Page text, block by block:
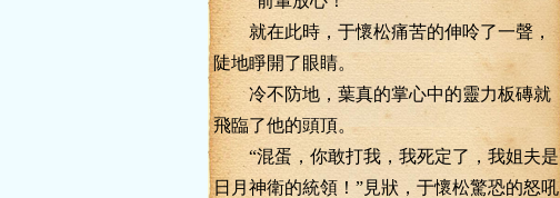
就在此時，于懷松痛苦的伸呤了一聲，
陡地睜開了眼睛。
冷不防地，葉真的掌心中的靈力板磚就
飛臨了他的頭頂。
“混蛋，你敢打我，我死定了，我姐夫是
日月神衛的統領！”見狀，于懷松驚恐的怒吼